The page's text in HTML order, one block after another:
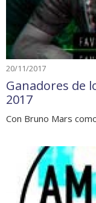
20/11/2017
Ganadores de
2017
Con Bruno Mars